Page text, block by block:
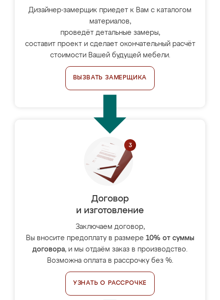
Дизайнер-замерщик приедет к Вам с каталогом
материалов,
проведёт детальные замеры,
составит проект и сделает окончательный расчёт
стоимости Вашей будущей мебели.
ВЫЗВАТЬ ЗАМЕРЩИКА
Договор
и изготовление
Заключаем договор,
Вы вносите предоплату в размере 10% от суммы
договора, и мы отдаём заказ в производство.
Возможна оплата в рассрочку без %.
УЗНАТЬ О РАССРОЧКЕ